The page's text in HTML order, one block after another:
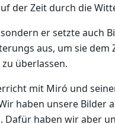
der Zeit durch die
er setzte auch
aus, um sie
überlassen.
mit Miró und
haben unsere Bilder
Dafür haben wir aber